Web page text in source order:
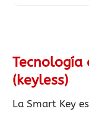
(keyless)
La Smart Key